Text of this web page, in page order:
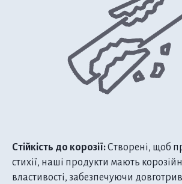
Стійкість до корозії:Створені, щоб
стихії, наші продукти мають
властивості, забезпечуючи